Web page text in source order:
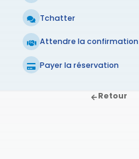
Tchatter
Attendre la confirmation
Payer la réservation
Retour